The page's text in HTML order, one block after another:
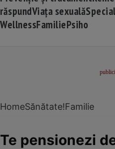
răspundViața sexuală
WellnessFamiliePsiho
HomeSănătate!Familie
Te pensionezi